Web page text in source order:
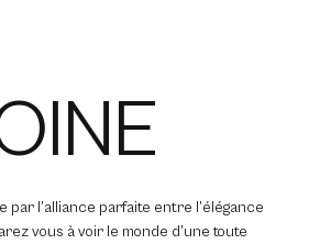
par l’alliance parfaite entre l’élégance
vous à voir le monde d’une toute